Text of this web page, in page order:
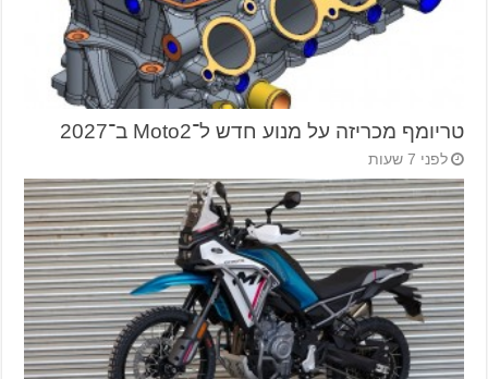
טריומף מכריזה על מנוע חדש ל־Moto2 ב־2027
לפני 7 שעות